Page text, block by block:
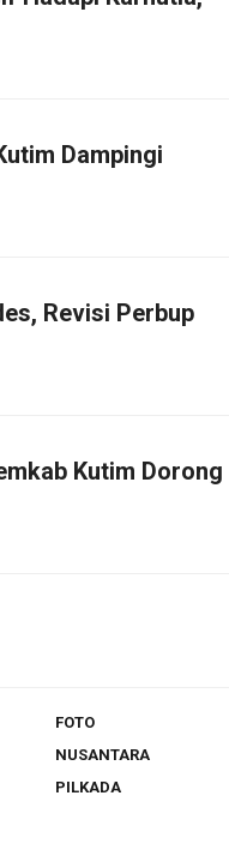
Dampingi
Revisi Perbup
Kutim Dorong
FOTO
NUSANTARA
PILKADA